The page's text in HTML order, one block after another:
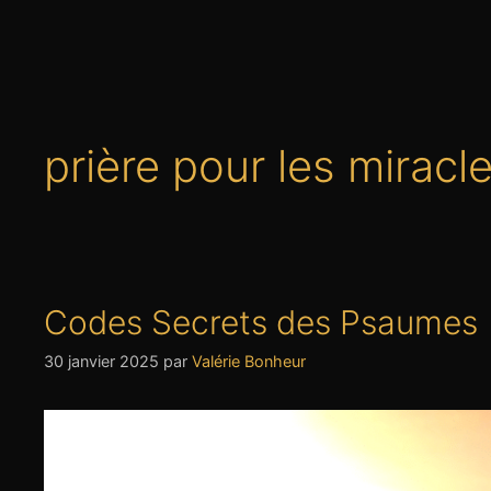
prière pour les
Codes Secrets des Psaumes
30 janvier 2025 par Valérie Bonheur